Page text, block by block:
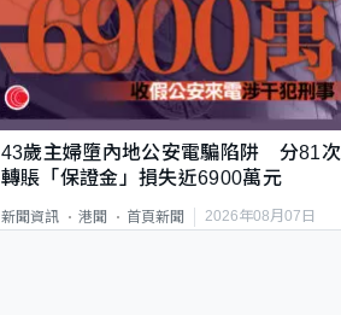
43歲主婦墮內地公安電騙陷阱 分81次
轉賬「保證金」損失近6900萬元
新聞資訊 港聞 首頁新聞 2026年08月07日